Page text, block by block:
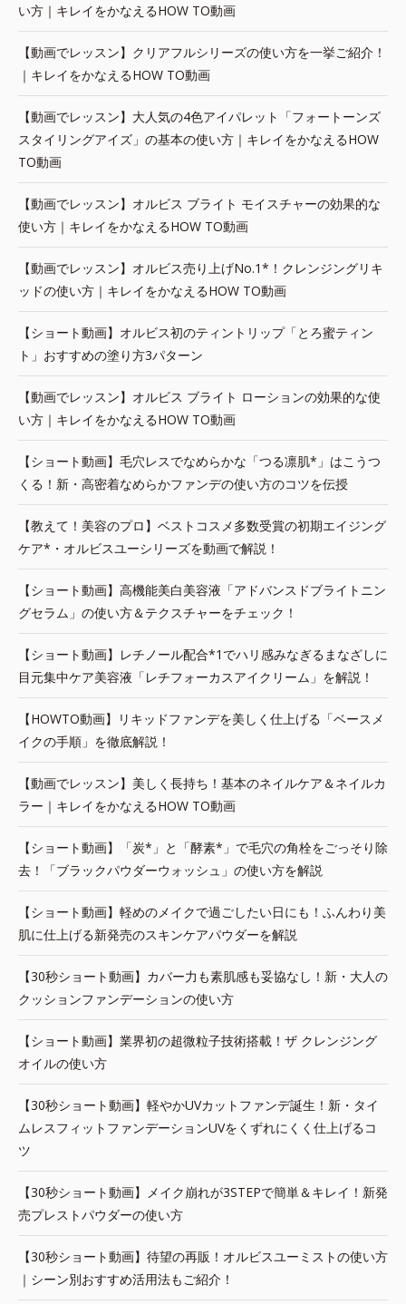
い方｜キレイをかなえるHOW TO動画
【動画でレッスン】クリアフルシリーズの使い方を一挙ご紹介！
｜キレイをかなえるHOW TO動画
【動画でレッスン】大人気の4色アイパレット「フォートーンズ
スタイリングアイズ」の基本の使い方｜キレイをかなえるHOW
TO動画
【動画でレッスン】オルビス ブライト モイスチャーの効果的な
使い方｜キレイをかなえるHOW TO動画
【動画でレッスン】オルビス売り上げNo.1*！クレンジングリキ
ッドの使い方｜キレイをかなえるHOW TO動画
【ショート動画】オルビス初のティントリップ「とろ蜜ティン
ト」おすすめの塗り方3パターン
【動画でレッスン】オルビス ブライト ローションの効果的な使
い方｜キレイをかなえるHOW TO動画
【ショート動画】毛穴レスでなめらかな「つる凛肌*」はこうつ
くる！新・高密着なめらかファンデの使い方のコツを伝授
【教えて！美容のプロ】ベストコスメ多数受賞の初期エイジング
ケア*・オルビスユーシリーズを動画で解説！
【ショート動画】高機能美白美容液「アドバンスドブライトニン
グセラム」の使い方＆テクスチャーをチェック！
【ショート動画】レチノール配合*1でハリ感みなぎるまなざしに
目元集中ケア美容液「レチフォーカスアイクリーム」を解説！
【HOWTO動画】リキッドファンデを美しく仕上げる「ベースメ
イクの手順」を徹底解説！
【動画でレッスン】美しく長持ち！基本のネイルケア＆ネイルカ
ラー｜キレイをかなえるHOW TO動画
【ショート動画】「炭*」と「酵素*」で毛穴の角栓をごっそり除
去！「ブラックパウダーウォッシュ」の使い方を解説
【ショート動画】軽めのメイクで過ごしたい日にも！ふんわり美
肌に仕上げる新発売のスキンケアパウダーを解説
【30秒ショート動画】カバー力も素肌感も妥協なし！新・大人の
クッションファンデーションの使い方
【ショート動画】業界初の超微粒子技術搭載！ザ クレンジング
オイルの使い方
【30秒ショート動画】軽やかUVカットファンデ誕生！新・タイ
ムレスフィットファンデーションUVをくずれにくく仕上げるコ
ツ
【30秒ショート動画】メイク崩れが3STEPで簡単＆キレイ！新発
売プレストパウダーの使い方
【30秒ショート動画】待望の再販！オルビスユーミストの使い方
｜シーン別おすすめ活用法もご紹介！